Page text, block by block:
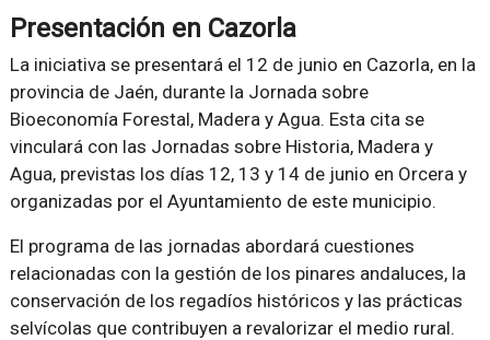
Presentación en Cazorla
La iniciativa se presentará el 12 de junio en Cazorla, en la
provincia de Jaén, durante la Jornada sobre
Bioeconomía Forestal, Madera y Agua. Esta cita se
vinculará con las Jornadas sobre Historia, Madera y
Agua, previstas los días 12, 13 y 14 de junio en Orcera y
organizadas por el Ayuntamiento de este municipio.
El programa de las jornadas abordará cuestiones
relacionadas con la gestión de los pinares andaluces, la
conservación de los regadíos históricos y las prácticas
selvícolas que contribuyen a revalorizar el medio rural.